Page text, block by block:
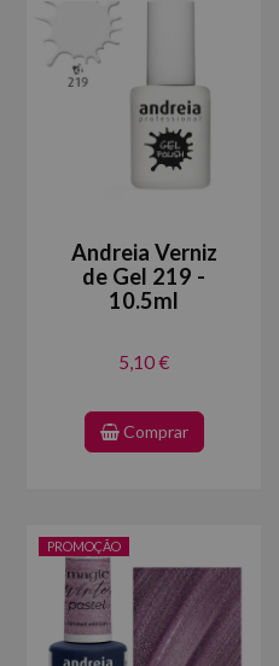
Andreia Verniz
de Gel 219 -
10.5ml
5,10 €
Comprar
PROMOÇÃO